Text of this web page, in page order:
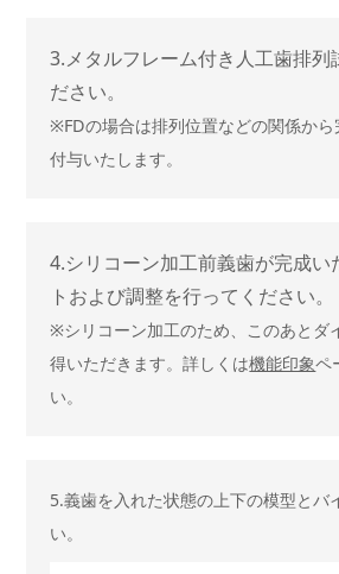
3.メタルフレーム付き人工歯排列
ださい。
※FDの場合は排列位置などの関係から
付与いたします。
4.シリコーン加工前義歯が完成い
トおよび調整を行ってください。
※シリコーン加工のため、このあとダ
得いただきます。詳しくは機能印象ペ
い。
5.義歯を入れた状態の上下の模型とバ
い。